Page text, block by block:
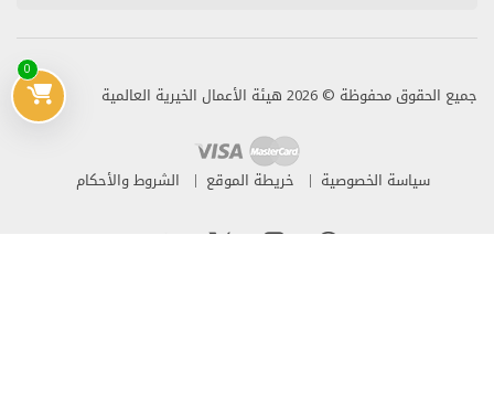
0
جميع الحقوق محفوظة © 2026 هيئة الأعمال الخيرية العالمية
سياسة الخصوصية خريطة الموقع الشروط والأحكام